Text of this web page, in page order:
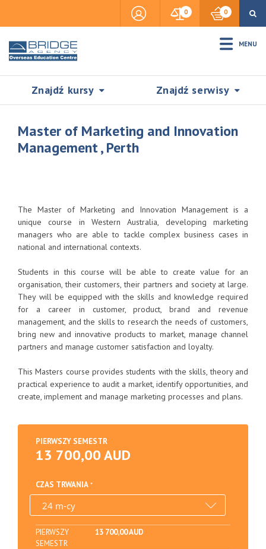
0 0
MENU
Znajdź kursy Znajdź serwisy
SZUKAJ
Accommodation
Visas & Legal Stay
Master of Marketing and Innovation
Management , Perth
The Master of Marketing and Innovation Management is a
unique course in Western Australia, developing marketing
managers who are able to tackle complex business cases in
national and international contexts.
Students in this course will be able to create value for an
organisation, their customers, their partners and society at large.
They will be equipped with the skills and knowledge required
for a career in customer, product, brand and revenue
management, and the skills to research the needs of customers,
bring new and innovative products to market, manage channel
partners and manage customer satisfaction and loyalty.
This Masters course provides students with the skills, theory and
practical experience to audit a market, identify opportunities, and
create, implement and manage marketing processes and plans.
PIERWSZY SEMESTR
13 700,00 AUD
CZAS TRWANIA
PIERWSZY
SEMESTR
13 700,00 AUD